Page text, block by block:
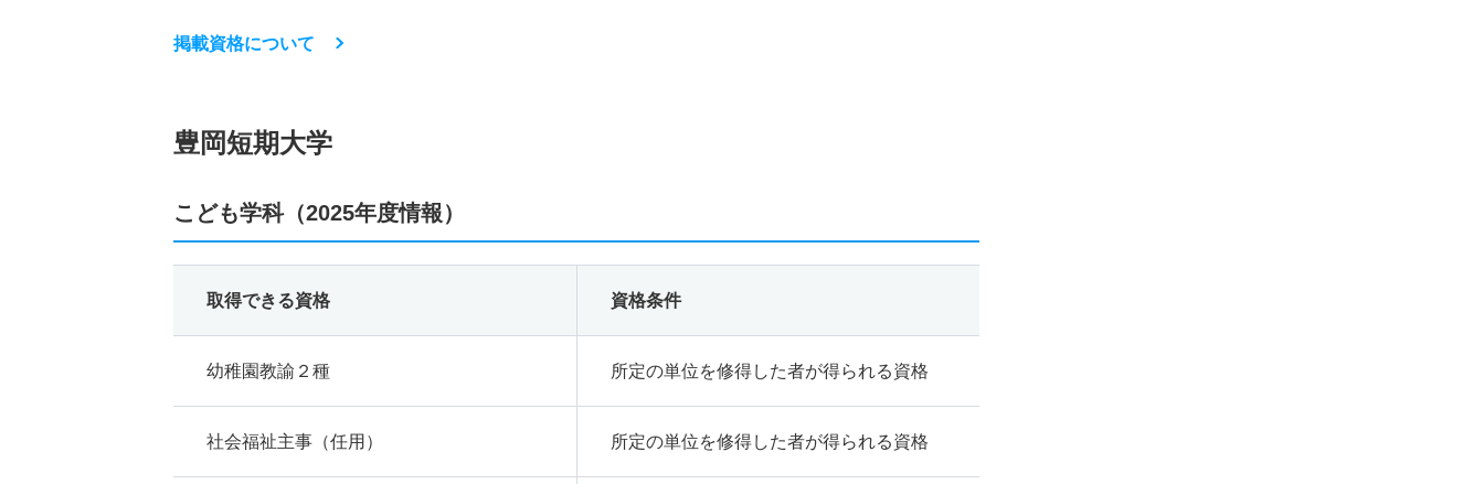
掲載資格について
豊岡短期大学
こども学科（2025年度情報）
取得できる資格 資格条件
幼稚園教諭２種 所定の単位を修得した者が得られる資格
社会福祉主事（任用） 所定の単位を修得した者が得られる資格